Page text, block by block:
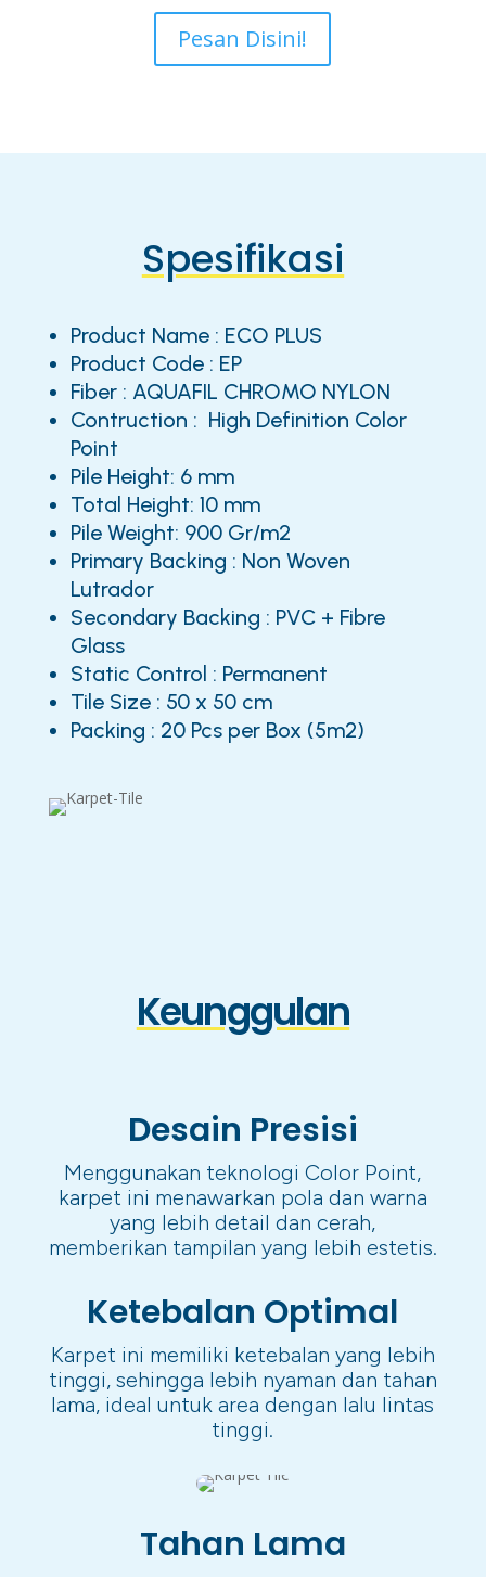
Pesan Disini!
Spesifikasi
Product Name : ECO PLUS
Product Code : EP
Fiber : AQUAFIL CHROMO NYLON
Contruction : High Definition Color
Point
Pile Height: 6 mm
Total Height: 10 mm
Pile Weight: 900 Gr/m2
Primary Backing : Non Woven
Lutrador
Secondary Backing : PVC + Fibre
Glass
Static Control : Permanent
Tile Size : 50 x 50 cm
Packing : 20 Pcs per Box (5m2)
Keunggulan
Desain Presisi
Menggunakan teknologi Color Point,
karpet ini menawarkan pola dan warna
yang lebih detail dan cerah,
memberikan tampilan yang lebih estetis.
Ketebalan Optimal
Karpet ini memiliki ketebalan yang lebih
tinggi, sehingga lebih nyaman dan tahan
lama, ideal untuk area dengan lalu lintas
tinggi.
Tahan Lama